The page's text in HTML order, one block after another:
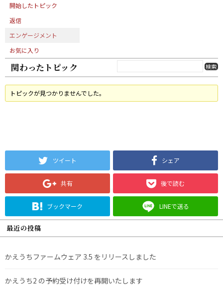
開始したトピック
返信
エンゲージメント
お気に入り
関わったトピック
トピックが見つかりませんでした。
ツイート シェア
共有 後で読む
ブックマーク LINEで送る
最近の投稿
かえうちファームウェア 3.5 をリリースしました
かえうち2 の予約受け付けを再開いたします